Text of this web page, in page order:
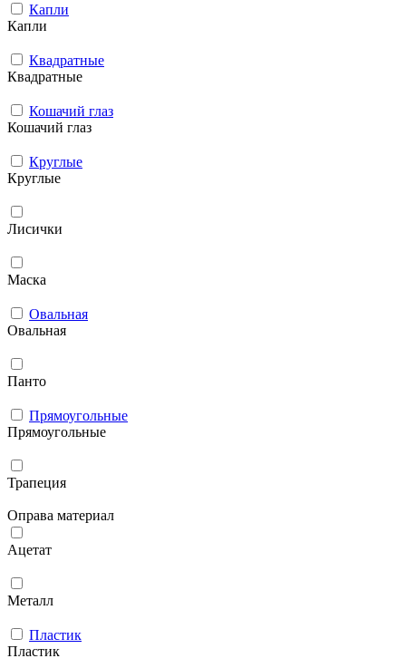
Капли
Капли
Квадратные
Квадратные
Кошачий глаз
Кошачий глаз
Круглые
Круглые
Лисички
Маска
Овальная
Овальная
Панто
Прямоугольные
Прямоугольные
Трапеция
Оправа материал
Ацетат
Металл
Пластик
Пластик